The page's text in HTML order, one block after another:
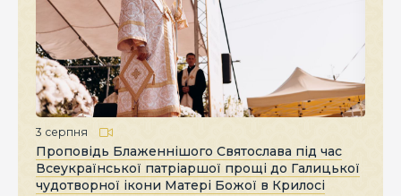
3 серпня
Проповідь Блаженнішого Святослава під час
Всеукраїнської патріаршої прощі до Галицької
чудотворної ікони Матері Божої в Крилосі